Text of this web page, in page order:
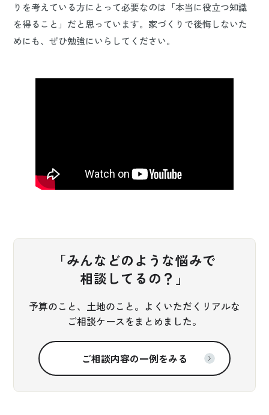
りを考えている方にとって必要なのは「本当に役立つ知識
を得ること」だと思っています。家づくりで後悔しないた
めにも、ぜひ勉強にいらしてください。
「みんなどのような悩みで
相談してるの？」
予算のこと、土地のこと。よくいただくリアルな
ご相談ケースをまとめました。
ご相談内容の一例をみる